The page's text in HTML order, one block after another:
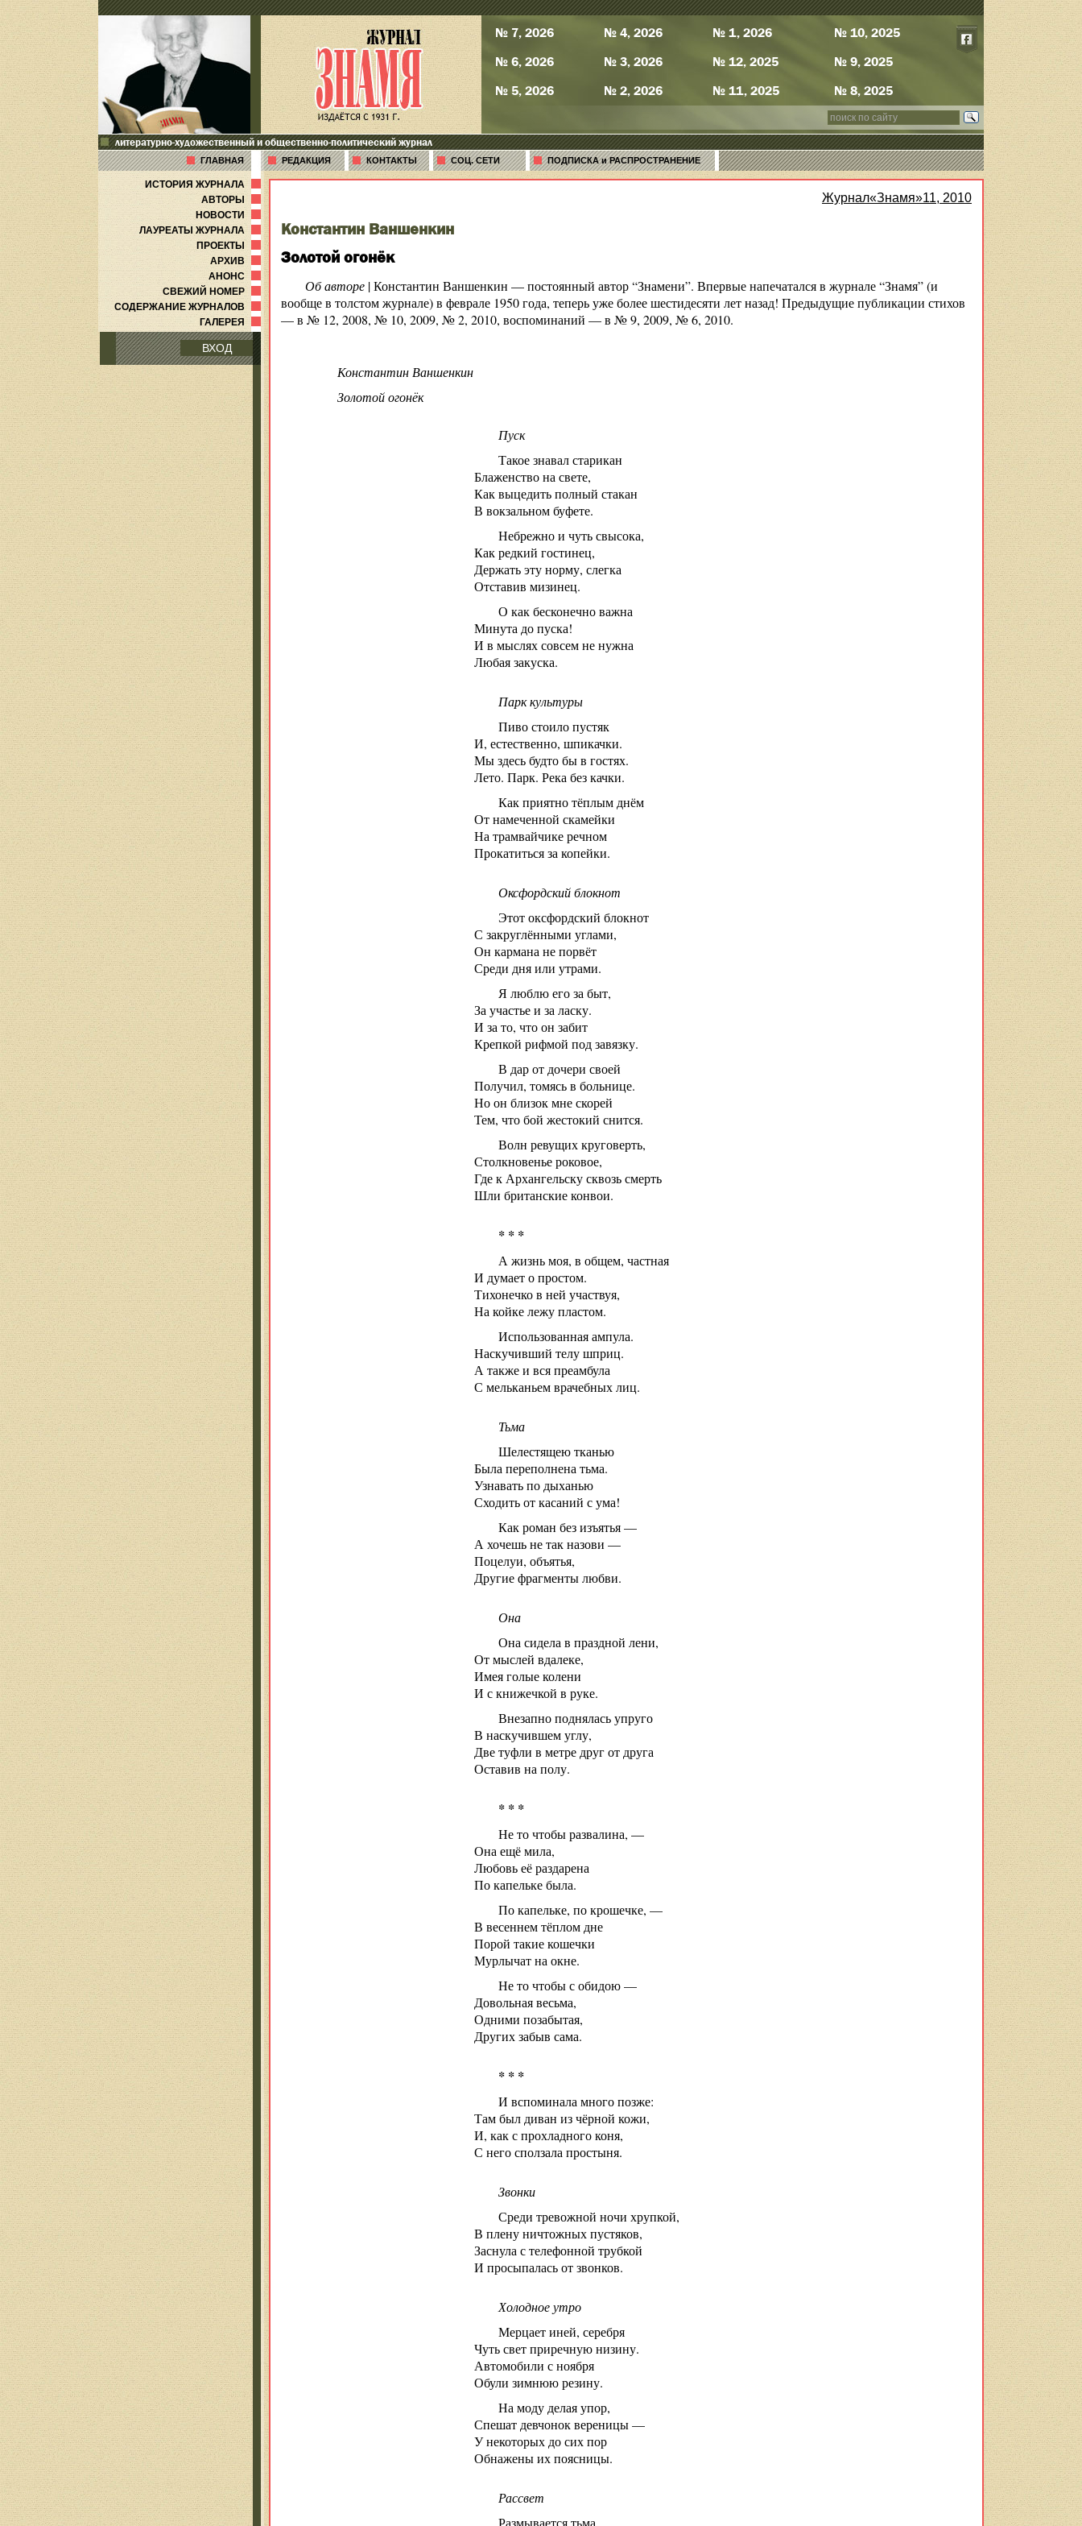
№ 7, 2026
№ 6, 2026
№ 5, 2026
№ 4, 2026
№ 3, 2026
№ 2, 2026
№ 1, 2026
№ 12, 2025
№ 11, 2025
№ 10, 2025
№ 9, 2025
№ 8, 2025
литературно-художественный и общественно-политический журнал
ГЛАВНАЯ РЕДАКЦИЯ КОНТАКТЫ СОЦ. СЕТИ ПОДПИСКА и РАСПРОСТРАНЕНИЕ
ИСТОРИЯ ЖУРНАЛА
АВТОРЫ
НОВОСТИ
ЛАУРЕАТЫ ЖУРНАЛА
ПРОЕКТЫ
АРХИВ
АНОНС
СВЕЖИЙ НОМЕР
СОДЕРЖАНИЕ ЖУРНАЛОВ
ГАЛЕРЕЯ
ВХОД
Журнал«Знамя»11, 2010
Константин Ваншенкин
Золотой огонёк
Об авторе | Константин Ваншенкин — постоянный автор “Знамени”. Впервые напечатался в журнале “Знамя” (и
вообще в толстом журнале) в феврале 1950 года, теперь уже более шестидесяти лет назад! Предыдущие публикации стихов
— в № 12, 2008, № 10, 2009, № 2, 2010, воспоминаний — в № 9, 2009, № 6, 2010.
Константин Ваншенкин
Золотой огонёк
Пуск
Такое знавал старикан
Блаженство на свете,
Как выцедить полный стакан
В вокзальном буфете.
Небрежно и чуть свысока,
Как редкий гостинец,
Держать эту норму, слегка
Отставив мизинец.
О как бесконечно важна
Минута до пуска!
И в мыслях совсем не нужна
Любая закуска.
Парк культуры
Пиво стоило пустяк
И, естественно, шпикачки.
Мы здесь будто бы в гостях.
Лето. Парк. Река без качки.
Как приятно тёплым днём
От намеченной скамейки
На трамвайчике речном
Прокатиться за копейки.
Оксфордский блокнот
Этот оксфордский блокнот
С закруглёнными углами,
Он кармана не порвёт
Среди дня или утрами.
Я люблю его за быт,
За участье и за ласку.
И за то, что он забит
Крепкой рифмой под завязку.
В дар от дочери своей
Получил, томясь в больнице.
Но он близок мне скорей
Тем, что бой жестокий снится.
Волн ревущих круговерть,
Столкновенье роковое,
Где к Архангельску сквозь смерть
Шли британские конвои.
* * *
А жизнь моя, в общем, частная
И думает о простом.
Тихонечко в ней участвуя,
На койке лежу пластом.
Использованная ампула.
Наскучивший телу шприц.
А также и вся преамбула
С мельканьем врачебных лиц.
Тьма
Шелестящею тканью
Была переполнена тьма.
Узнавать по дыханью
Сходить от касаний с ума!
Как роман без изъятья —
А хочешь не так назови —
Поцелуи, объятья,
Другие фрагменты любви.
Она
Она сидела в праздной лени,
От мыслей вдалеке,
Имея голые колени
И с книжечкой в руке.
Внезапно поднялась упруго
В наскучившем углу,
Две туфли в метре друг от друга
Оставив на полу.
* * *
Не то чтобы развалина, —
Она ещё мила,
Любовь её раздарена
По капельке была.
По капельке, по крошечке, —
В весеннем тёплом дне
Порой такие кошечки
Мурлычат на окне.
Не то чтобы с обидою —
Довольная весьма,
Одними позабытая,
Других забыв сама.
* * *
И вспоминала много позже:
Там был диван из чёрной кожи,
И, как с прохладного коня,
С него сползала простыня.
Звонки
Среди тревожной ночи хрупкой,
В плену ничтожных пустяков,
Заснула с телефонной трубкой
И просыпалась от звонков.
Холодное утро
Мерцает иней, серебря
Чуть свет приречную низину.
Автомобили с ноября
Обули зимнюю резину.
На моду делая упор,
Спешат девчонок вереницы —
У некоторых до сих пор
Обнажены их поясницы.
Рассвет
Размывается тьма,